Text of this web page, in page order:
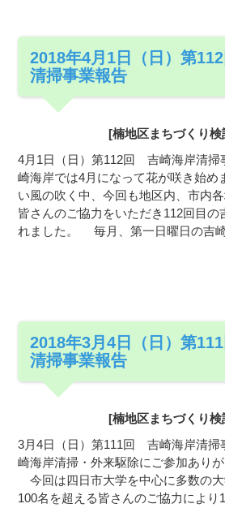
2018年4月1日（日）第
清掃事業報告
[楠地区まちづくり検
4月1日（日）第112回 吉崎海岸
崎海岸では4月になって花が咲き
い風の吹く中、今回も地区内、市内
皆さんのご協力をいただき112回目の
れました。 毎月、第一日曜日の吉
2018年3月4日（日）第
清掃事業報告
[楠地区まちづくり検
3月4日（日）第111回 吉崎海岸
崎海岸清掃・外来駆除にご参加あり
今回は四日市大学を中心に多数の大
100名を超える皆さんのご協力により